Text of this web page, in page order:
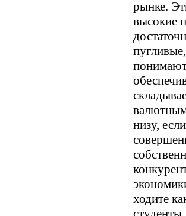
рынке.
высокие
низу,
ходите